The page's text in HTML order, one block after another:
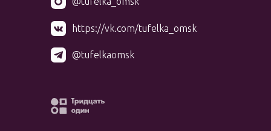
https://vk.com/tufelka_omsk
@tufelkaomsk